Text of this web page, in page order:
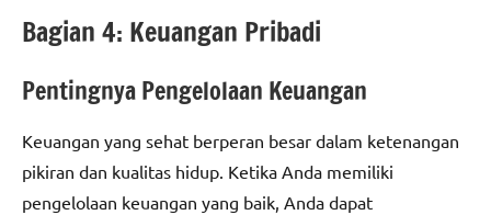
Bagian 4: Keuangan Pribadi
Pentingnya Pengelolaan Keuangan
Keuangan yang sehat berperan besar dalam ketenangan
pikiran dan kualitas hidup. Ketika Anda memiliki
pengelolaan keuangan yang baik, Anda dapat